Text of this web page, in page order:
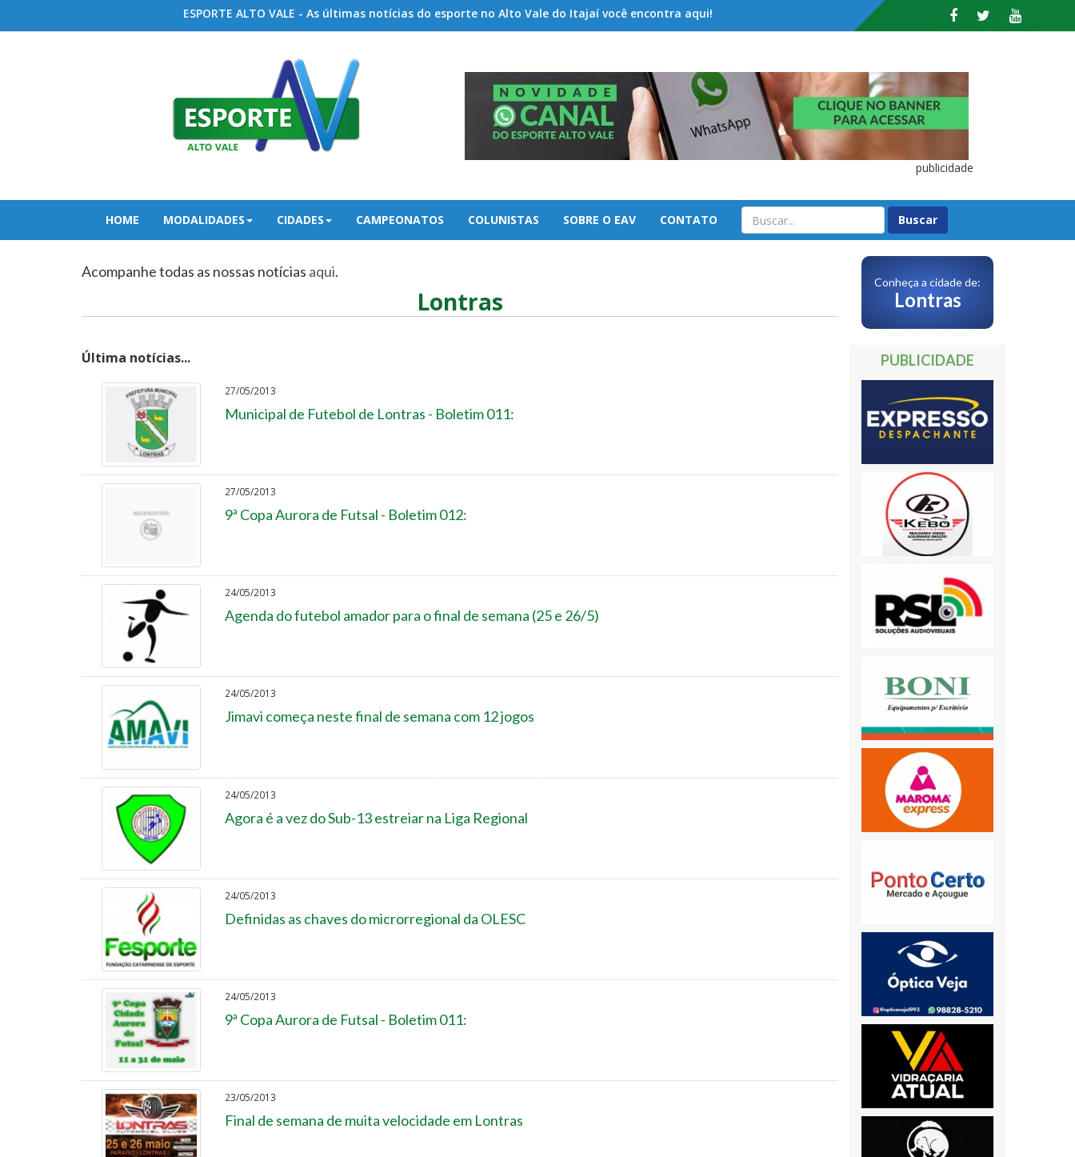
ESPORTE ALTO VALE - As últimas notícias do esporte no Alto Vale do Itajaí você encontra aqui!
publicidade
HOME MODALIDADES CIDADES CAMPEONATOS COLUNISTAS SOBRE O EAV CONTATO
Acompanhe todas as nossas notícias aqui.
Lontras
Última notícias...
27/05/2013
Municipal de Futebol de Lontras - Boletim 011:
27/05/2013
9ª Copa Aurora de Futsal - Boletim 012:
24/05/2013
Agenda do futebol amador para o final de semana (25 e 26/5)
24/05/2013
Jimavi começa neste final de semana com 12 jogos
24/05/2013
Agora é a vez do Sub-13 estreiar na Liga Regional
24/05/2013
Definidas as chaves do microrregional da OLESC
24/05/2013
9ª Copa Aurora de Futsal - Boletim 011:
23/05/2013
Final de semana de muita velocidade em Lontras
Conheça a cidade de:
Lontras
PUBLICIDADE